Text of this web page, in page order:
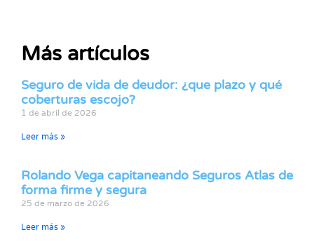
Más artículos
Seguro de vida de deudor: ¿que plazo y qué
coberturas escojo?
1 de abril de 2026
Leer más »
Rolando Vega capitaneando Seguros Atlas de
forma firme y segura
25 de marzo de 2026
Leer más »